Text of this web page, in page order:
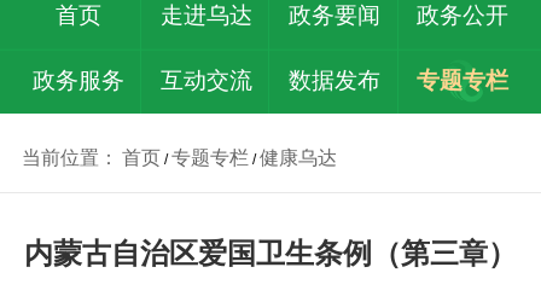
首页 走进乌达 政务要闻 政务公开
政务服务 互动交流 数据发布 专题专栏
当前位置： 首页 /专题专栏 /健康乌达
内蒙古自治区爱国卫生条例（第三章）